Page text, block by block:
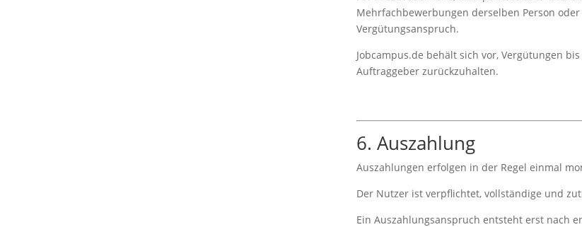
Mehrfachbewerbungen derselben Person
Vergütungsanspruch.
Jobcampus.de behält sich vor, Vergütungen
Auftraggeber zurückzuhalten.
6. Auszahlung
Auszahlungen erfolgen in der Regel einmal
Der Nutzer ist verpflichtet, vollständige und
Ein Auszahlungsanspruch entsteht erst nach